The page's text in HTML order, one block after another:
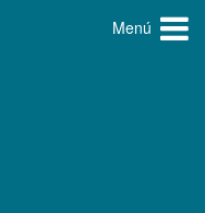
Menú